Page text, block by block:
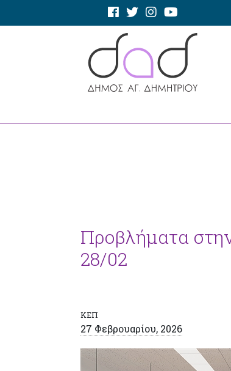
Προβλήματα
28/02
ΚΕΠ
27 Φεβρουαρίου, 2026